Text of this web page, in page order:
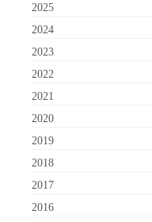
2025
2024
2023
2022
2021
2020
2019
2018
2017
2016